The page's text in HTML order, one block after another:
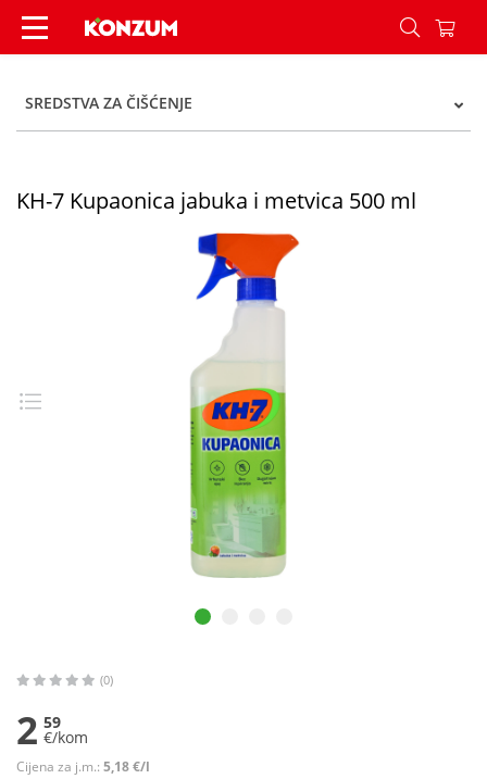
KH-7 Kupaonica jabuka i metvica 500 ml -
SREDSTVA ZA ČIŠĆENJE
KH-7 Kupaonica jabuka i metvica 500 ml
(0)
2 59
€/kom
Cijena za j.m.: 5,18 €/l